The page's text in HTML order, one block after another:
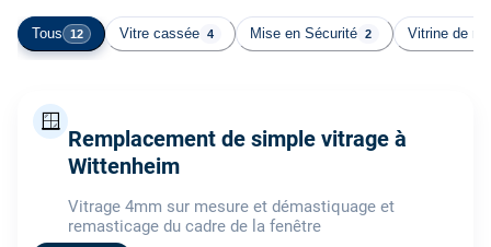
Tous 12 Vitre cassée 4 Mise en Sécurité 2 Vitrine de
🪟
Remplacement de simple vitrage à
Wittenheim
Vitrage 4mm sur mesure et démastiquage et
remasticage du cadre de la fenêtre